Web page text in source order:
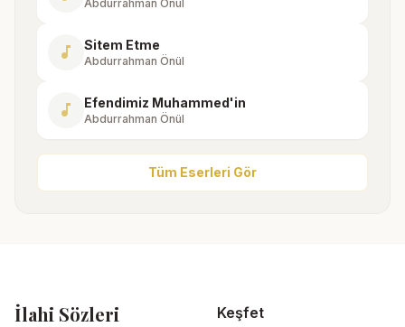
Abdurrahman Önül
music_note Sitem Etme
Abdurrahman Önül
music_note Efendimiz Muhammed'in
Abdurrahman Önül
Tüm Eserleri Gör
İlahi Sözleri Keşfet